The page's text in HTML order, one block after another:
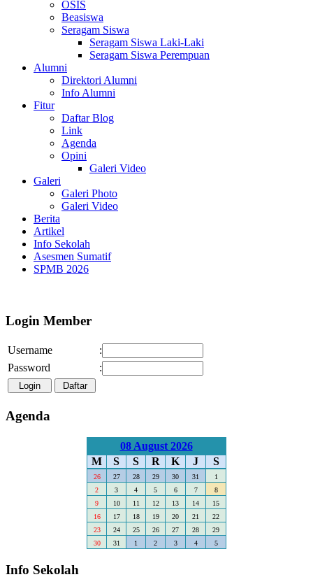
OSIS
Beasiswa
Seragam Siswa
Seragam Siswa Laki-Laki
Seragam Siswa Perempuan
Alumni
Direktori Alumni
Info Alumni
Fitur
Daftar Blog
Link
Agenda
Opini
Galeri Video
Galeri
Galeri Photo
Galeri Video
Berita
Artikel
Info Sekolah
Asesmen Sumatif
SPMB 2026
Login Member
Username
:
Password
:
Agenda
08 August 2026
M
S S R K J S
26 27 28 29 30 31
1
2
3 4 5 6 7
8
9
10 11 12 13 14
15
16
17 18 19 20 21
22
23
24 25 26 27 28
29
30
31 1 2 3 4 5
Info Sekolah